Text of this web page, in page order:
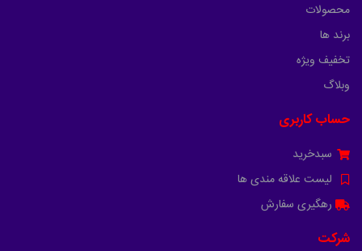
محصولات
برند ها
تخفیف ویژه
وبلاگ
حساب کاربری
سبدخرید
لیست علاقه مندی ها
رهگیری سفارش
شرکت